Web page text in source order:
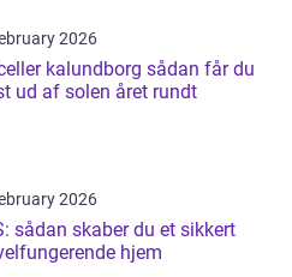
2026
kalundborg sådan får du
ud af solen året rundt
2026
sådan skaber du et sikkert
hjem